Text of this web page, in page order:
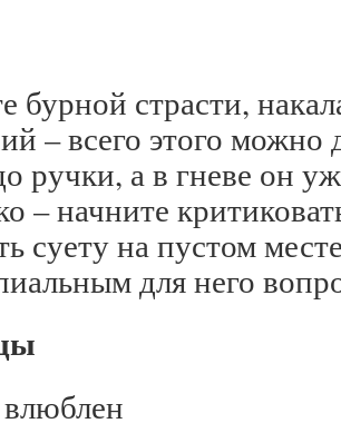
бурной страсти,
– всего этого можно
ручки, а в гневе он
– начните
суету на пустом
для него